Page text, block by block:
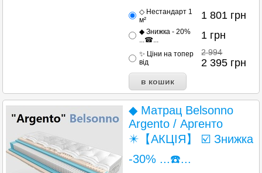
◇ Нестандарт 1
м²
1 801 грн
◆ Знижка - 20%
...☎...
1 грн
✨ Ціни на топер
від
2 994
2 395 грн
◆ Матрац Belsonno
Argento / Аргенто
✴️【АКЦІЯ】 ☑️ Знижка
-30% ...☎️...